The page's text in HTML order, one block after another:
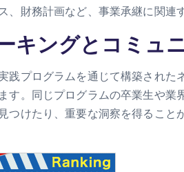
、財務計画など、事業承継に関連
キングとコミュ
践プログラムを通じて構築され
す。同じプログラムの卒業生や
つけたり、重要な洞察を得ること